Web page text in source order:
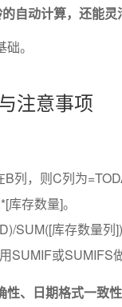
自动计算，还能
。
注意事项
列，则C列为
存数量]。
SUM([库存数量列])
SUMIF或SUMIFS
性、日期格式一致